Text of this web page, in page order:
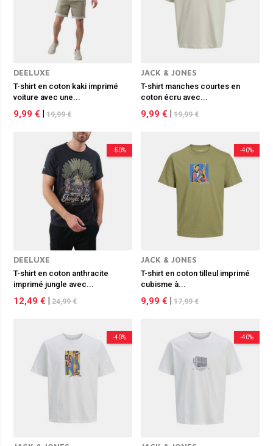
DEELUXE
T-shirt en coton kaki imprimé
voiture avec une...
9,99 € 19,99 €
JACK & JONES
T-shirt manches courtes en
coton écru avec...
9,99 € 19,99 €
-50%
DEELUXE
T-shirt en coton anthracite
imprimé jungle avec...
12,49 € 24,99 €
-40%
JACK & JONES
T-shirt en coton tilleul imprimé
cubisme à...
9,99 € 17,99 €
-40% -40%